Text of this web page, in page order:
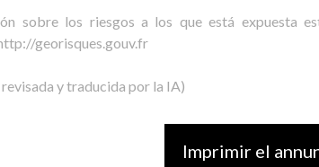
sobre los riesgos a los que está expuesta
georisques.gouv.fr
y traducida por la IA)
Imprimir el